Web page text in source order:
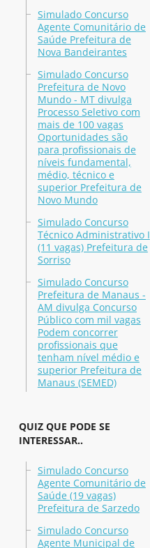
Simulado Concurso
Agente Comunitário de
Saúde Prefeitura de
Nova Bandeirantes
Simulado Concurso
Prefeitura de Novo
Mundo - MT divulga
Processo Seletivo com
mais de 100 vagas
Oportunidades são
para profissionais de
níveis fundamental,
médio, técnico e
superior Prefeitura de
Novo Mundo
Simulado Concurso
Técnico Administrativo I
(11 vagas) Prefeitura de
Sorriso
Simulado Concurso
Prefeitura de Manaus -
AM divulga Concurso
Público com mil vagas
Podem concorrer
profissionais que
tenham nível médio e
superior Prefeitura de
Manaus (SEMED)
QUIZ QUE PODE SE
INTERESSAR..
Simulado Concurso
Agente Comunitário de
Saúde (19 vagas)
Prefeitura de Sarzedo
Simulado Concurso
Agente Municipal de